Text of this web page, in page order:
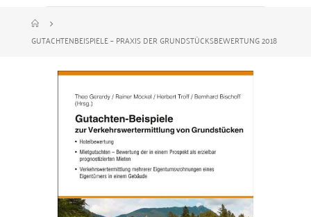
GUTACHTENBEISPIELE – PRAXIS DER GRUNDSTÜCKSBEWERTUNG 2018